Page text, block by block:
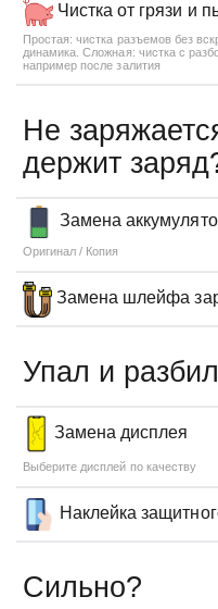
Чистка от грязи и
Простая: чистка разъемов без
динамика. Сложная: чистка с
например после залития
Не
держит
Замена
Оригинал / Копия
Замена шлейфа
Упал и
Замена дисплея
Выберите дисплей по качеству
Наклейка
Сильно?